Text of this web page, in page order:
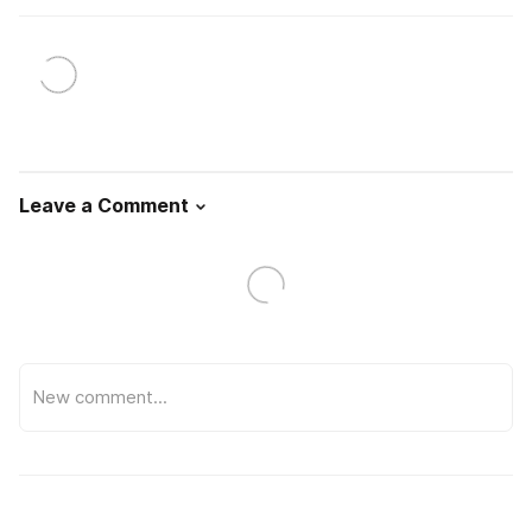
Leave a Comment